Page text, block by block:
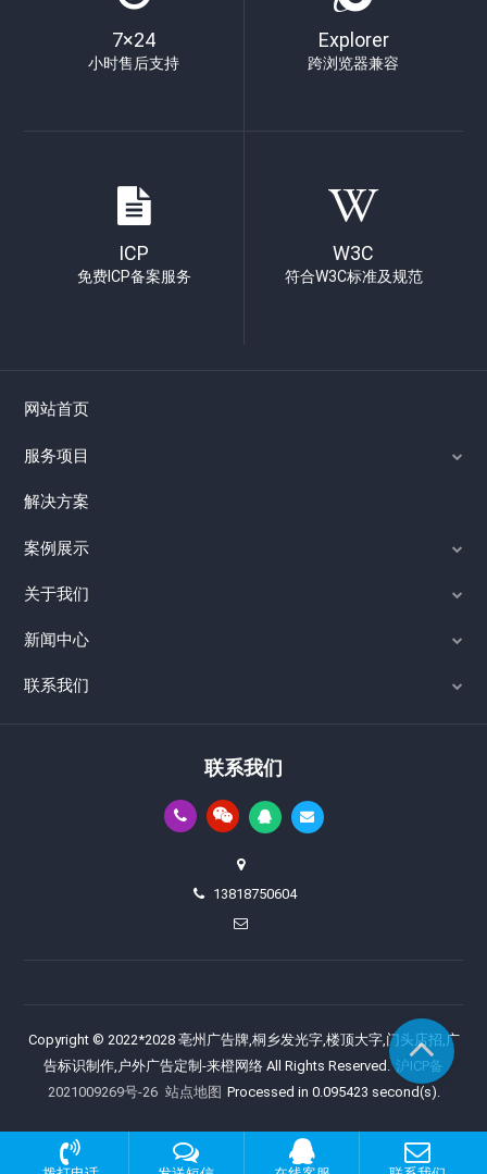
7×24
小时售后支持
Explorer
跨浏览器兼容
ICP
免费ICP备案服务
W3C
符合W3C标准及规范
网站首页
服务项目
解决方案
案例展示
关于我们
新闻中心
联系我们
联系我们
13818750604
Copyright © 2022*2028 亳州广告牌,桐乡发光字,楼顶大字,门头店招,广
告标识制作,户外广告定制-来橙网络 All Rights Reserved. 沪ICP备
2021009269号-26 站点地图 Processed in 0.095423 second(s).